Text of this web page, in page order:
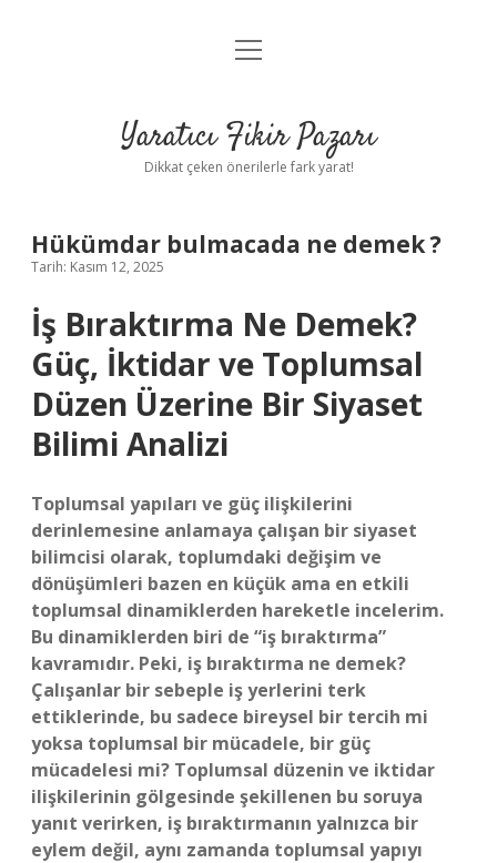
Anasayfa
Yasal Uyarı
menüyü
Yaratıcı Fikir Pazarı
Dikkat çeken önerilerle fark yarat!
Hükümdar bulmacada ne demek ?
Tarih: Kasım 12, 2025
İş Bıraktırma Ne Demek?
Güç, İktidar ve Toplumsal
Düzen Üzerine Bir Siyaset
Bilimi Analizi
Toplumsal yapıları ve güç ilişkilerini
derinlemesine anlamaya çalışan bir siyaset
bilimcisi olarak, toplumdaki değişim ve
dönüşümleri bazen en küçük ama en etkili
toplumsal dinamiklerden hareketle incelerim.
Bu dinamiklerden biri de “iş bıraktırma”
kavramıdır. Peki, iş bıraktırma ne demek?
Çalışanlar bir sebeple iş yerlerini terk
ettiklerinde, bu sadece bireysel bir tercih mi
yoksa toplumsal bir mücadele, bir güç
mücadelesi mi? Toplumsal düzenin ve iktidar
ilişkilerinin gölgesinde şekillenen bu soruya
yanıt verirken, iş bıraktırmanın yalnızca bir
eylem değil, aynı zamanda toplumsal yapıyı